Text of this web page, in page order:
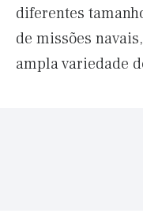
diferentes
de missões
ampla variedade